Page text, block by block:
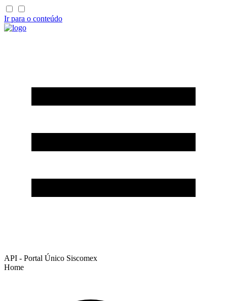
Ir para o conteúdo
API - Portal Único Siscomex
Home